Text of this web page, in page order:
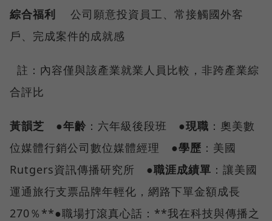
綜合福利 公司願意投資員工、常接觸國外客
戶、完成案件的成就感
註：內容僅與該產業就業人員比較，非跨產業綜
合評比
黃韻芝 ●年齡 ：六年級後段班 ●現職 ：奧美數
位媒體行銷公司數位媒體經理 ●學歷 ：美國
Rutgers資訊傳播研究所 ●職涯成績單 ：讓美國
運通旅行支票品牌年輕化，網路下單金額成長
270％**●職場打滾真心話：**我在科技與傳播之